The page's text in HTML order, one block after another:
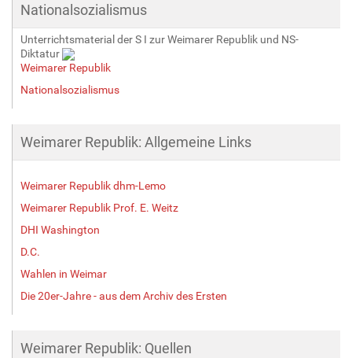
Nationalsozialismus
Unterrichtsmaterial der S I zur Weimarer Republik und NS-
Diktatur
Weimarer Republik
Nationalsozialismus
Weimarer Republik: Allgemeine Links
Weimarer Republik dhm-Lemo
Weimarer Republik Prof. E. Weitz
DHI Washington
D.C.
Wahlen in Weimar
Die 20er-Jahre - aus dem Archiv des Ersten
Weimarer Republik: Quellen